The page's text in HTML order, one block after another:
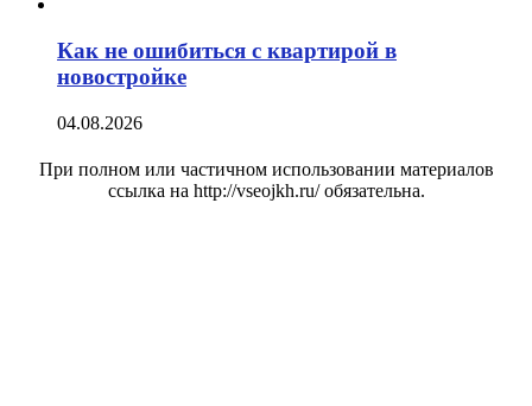
Как не ошибиться с квартирой в
новостройке
04.08.2026
При полном или частичном использовании материалов
ссылка на http://vseojkh.ru/ обязательна.